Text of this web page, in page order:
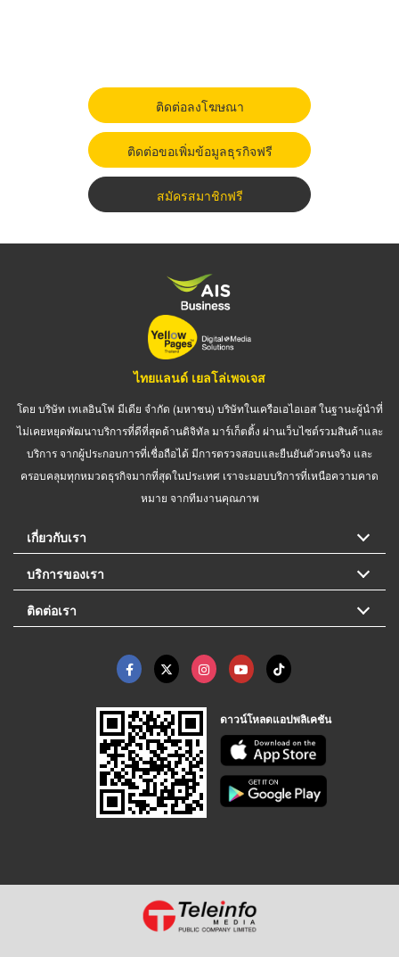
ติดต่อลงโฆษณา
ติดต่อขอเพิ่มข้อมูลธุรกิจฟรี
สมัครสมาชิกฟรี
ไทยแลนด์ เยลโล่เพจเจส
โดย บริษัท เทเลอินโฟ มีเดีย จำกัด (มหาชน) บริษัทในเครือเอไอเอส ในฐานะผู้นำที่
ไม่เคยหยุดพัฒนาบริการที่ดีที่สุดด้านดิจิทัล มาร์เก็ตติ้ง ผ่านเว็บไซต์รวมสินค้าและ
บริการ จากผู้ประกอบการที่เชื่อถือได้ มีการตรวจสอบและยืนยันตัวตนจริง และ
ครอบคลุมทุกหมวดธุรกิจมากที่สุดในประเทศ เราจะมอบบริการที่เหนือความคาด
หมาย จากทีมงานคุณภาพ
เกี่ยวกับเรา
บริการของเรา
ติดต่อเรา
ดาวน์โหลดแอปพลิเคชัน